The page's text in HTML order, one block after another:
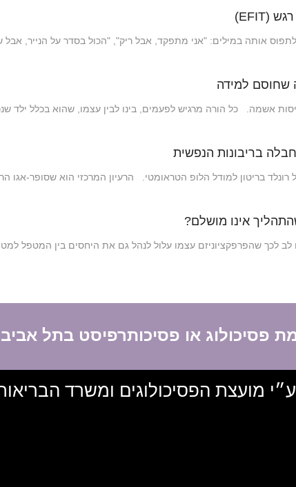
אותה במילים: "אני מתפקד, אבל ריק", "הכול בסדר על הנייר, אבל
שחוסם למידה
אשמה. כל הורה מרגיש לפעמים, בינו לבין עצמו, שהוא בכלל ילד
בריבונות הנפשית
בריטון למודל הלופ הטראומטי. הרעיון המרכזי הוא שסופר-אגו
אינו מושלם?
לכך שהפרפקציוניזם עצמו עלול לנהל גם את היחסים בין המטפל
פסיכולוג או פסיכותרפיסט בתל
מועצת הפסיכולוגים ומשרד